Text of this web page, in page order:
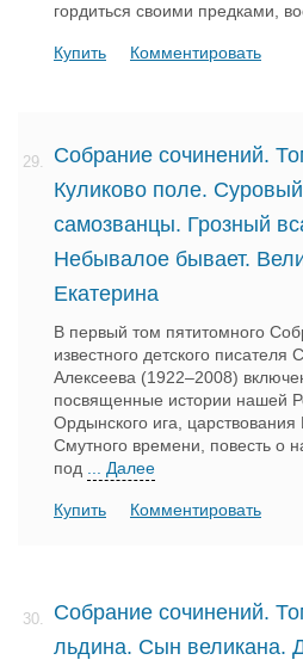
гордиться своими предками,
Купить Комментировать
29.
Собрание сочинений.
Куликово поле.
самозванцы. Грозный
Небывалое бывает.
Екатерина
В первый том пятитомного
известного детского писателя
Алексеева (1922–2008)
посвященные истории нашей
Ордынского ига, царствования
Смутного времени, повесть о
под
... Далее
Купить Комментировать
30.
Собрание сочинений.
льдина. Сын великана.